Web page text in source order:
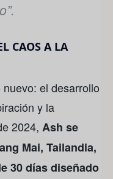
CAOS A LA
el desarrollo
y la
2024, Ash se
Mai, Tailandia,
30 días diseñado